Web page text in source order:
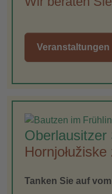
Veranstaltungen
Oberlausitzer
Tanken Sie auf